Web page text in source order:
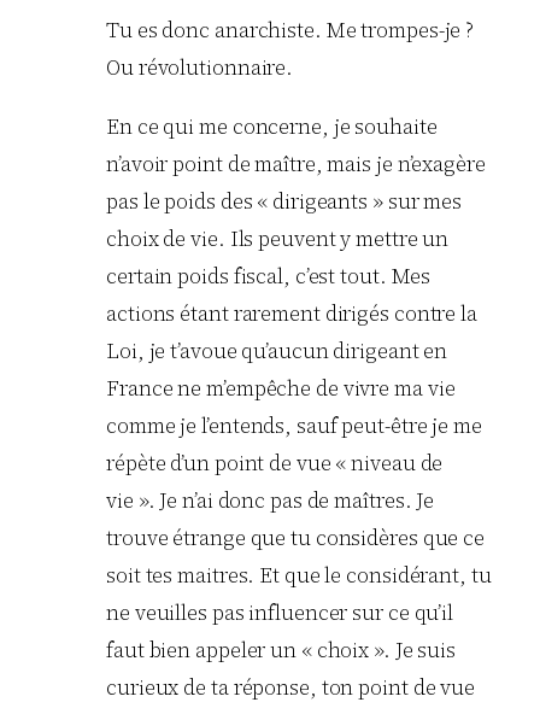
Tu es donc anarchiste. Me trompes-je ?
Ou révolutionnaire.
En ce qui me concerne, je souhaite
n’avoir point de maître, mais je n’exagère
pas le poids des « dirigeants » sur mes
choix de vie. Ils peuvent y mettre un
certain poids fiscal, c’est tout. Mes
actions étant rarement dirigés contre la
Loi, je t’avoue qu’aucun dirigeant en
France ne m’empêche de vivre ma vie
comme je l’entends, sauf peut-être je me
répète d’un point de vue « niveau de
vie ». Je n’ai donc pas de maîtres. Je
trouve étrange que tu considères que ce
soit tes maitres. Et que le considérant, tu
ne veuilles pas influencer sur ce qu’il
faut bien appeler un « choix ». Je suis
curieux de ta réponse, ton point de vue